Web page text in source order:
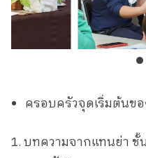
ครอบครัวจุดเริ่มต้นข
1. บทความจากแทนย่า ชั้